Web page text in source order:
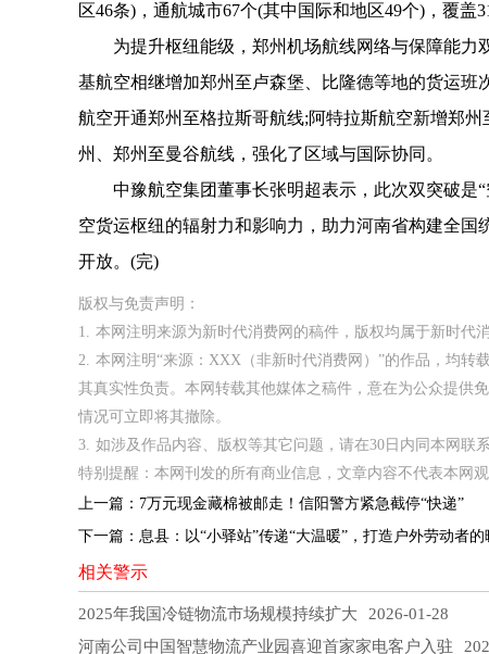
区46条)，通航城市67个(其中国际和地区49个)，覆盖
为提升枢纽能级，郑州机场航线网络与保障能力
基航空相继增加郑州至卢森堡、比隆德等地的货运
航空开通郑州至格拉斯哥航线;阿特拉斯航空新增郑
州、郑州至曼谷航线，强化了区域与国际协同。
中豫航空集团董事长张明超表示，此次双突破是“
空货运枢纽的辐射力和影响力，助力河南省构建全
开放。(完)
版权与免责声明：
1. 本网注明来源为新时代消费网的稿件，版权均属于新时代
2. 本网注明“来源：XXX（非新时代消费网）”的作品，均转
其真实性负责。本网转载其他媒体之稿件，意在为公众提供
情况可立即将其撤除。
3. 如涉及作品内容、版权等其它问题，请在30日内同本网联
特别提醒：本网刊发的所有商业信息，文章内容不代表本网观
上一篇： 7万元现金藏棉被邮走！信阳警方紧急截停“快递”
下一篇： 息县：以“小驿站”传递“大温暖”，打造户外劳动者
相关警示
2025年我国冷链物流市场规模持续扩大 2026-01-28
河南公司中国智慧物流产业园喜迎首家家电客户入驻